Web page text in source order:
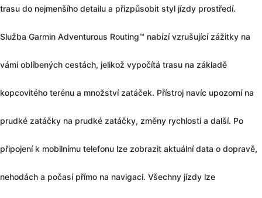
trasu do nejmenšího detailu a přizpůsobit styl jízdy prostředí.
Služba Garmin Adventurous Routing™ nabízí vzrušující zážitky na
vámi oblíbených cestách, jelikož vypočítá trasu na základě
kopcovitého terénu a množství zatáček. Přístroj navíc upozorní na
prudké zatáčky na prudké zatáčky, změny rychlosti a další. Po
připojení k mobilnímu telefonu lze zobrazit aktuální data o dopravě,
nehodách a počasí přímo na navigaci. Všechny jízdy lze